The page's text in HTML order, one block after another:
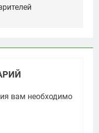
вам необходимо